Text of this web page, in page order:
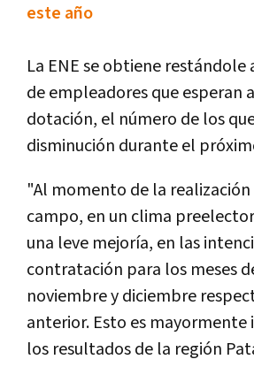
este año
La ENE se obtiene
de empleadores que esperan
dotación, el número de los
disminución durante el
"Al momento de la
campo, en un clima
una leve mejoría, en las
contratación para los meses
noviembre y diciembre
anterior. Esto es
los resultados de la región